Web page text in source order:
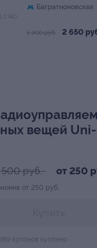
1 740
Багратионовская
5 300 руб. 2 650
вещей
500 руб. от 250
от 250 руб.
купонов куплено